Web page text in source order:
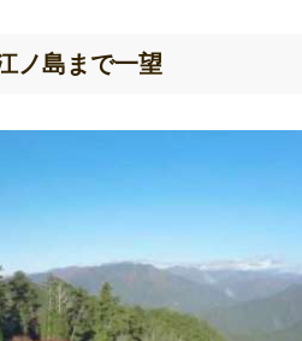
ノ島まで一望